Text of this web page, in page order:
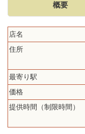
概要
店名
住所
最寄り駅
価格
提供時間（制限時間）